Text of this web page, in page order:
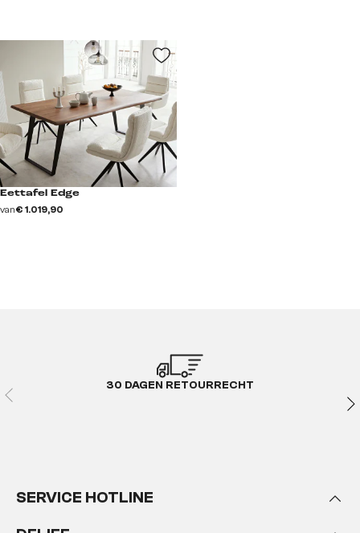
Eettafel Edge
van€ 1.019,90
30 DAGEN RETOURRECHT
SERVICE HOTLINE